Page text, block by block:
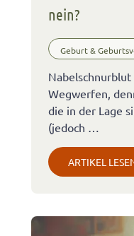
nein?
Geburt &
Wegwerfen,
die in der Lage
(jedoch …
ARTIKEL